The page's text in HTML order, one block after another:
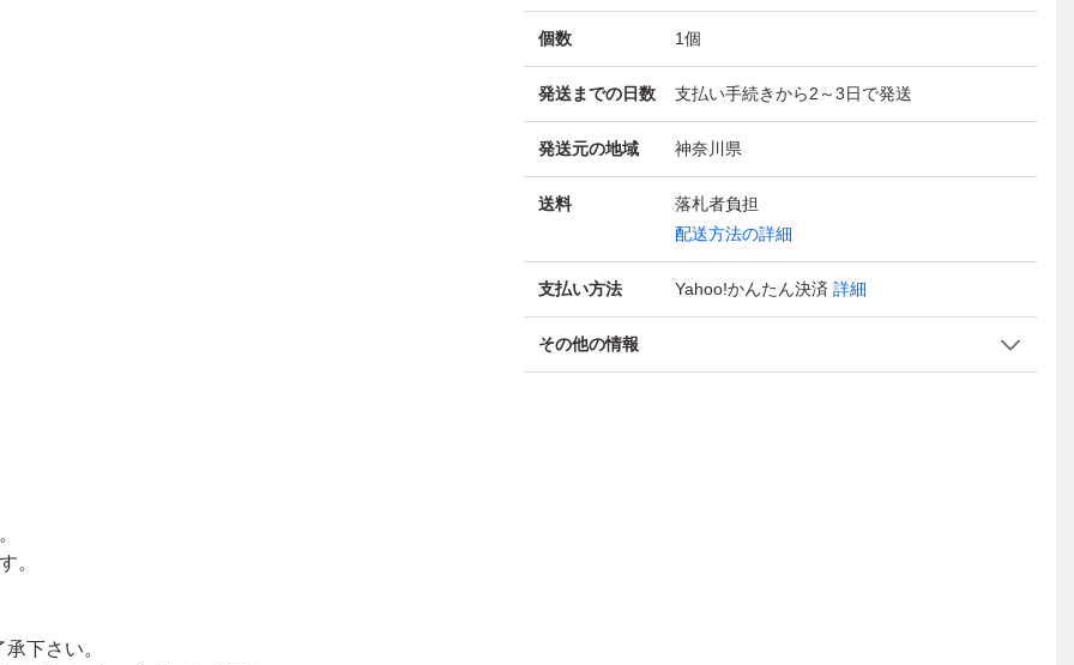
個数 1個
発送までの日数 支払い手続きから2～3日で発送
発送元の地域 神奈川県
送料
落札者負担
配送方法の詳細
支払い方法 Yahoo!かんたん決済 詳細
その他の情報